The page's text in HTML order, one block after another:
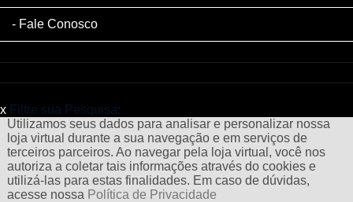
Fale Conosco
x Filtre sua Pesquisa:
Utilizamos seus dados para analisar e personalizar nossa
loja virtual durante a sua navegação e em serviços de
terceiros parceiros. Ao navegar pela loja virtual, você nos
autoriza a coletar tais informações através do cookies e
utilizá-las para estas finalidades. Em caso de dúvidas,
acesse nossa Política de Privacidade